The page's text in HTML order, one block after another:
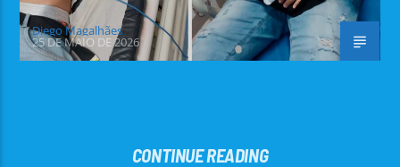
Diego Magalhães
25 DE MAIO DE 2026
CONTINUE READING